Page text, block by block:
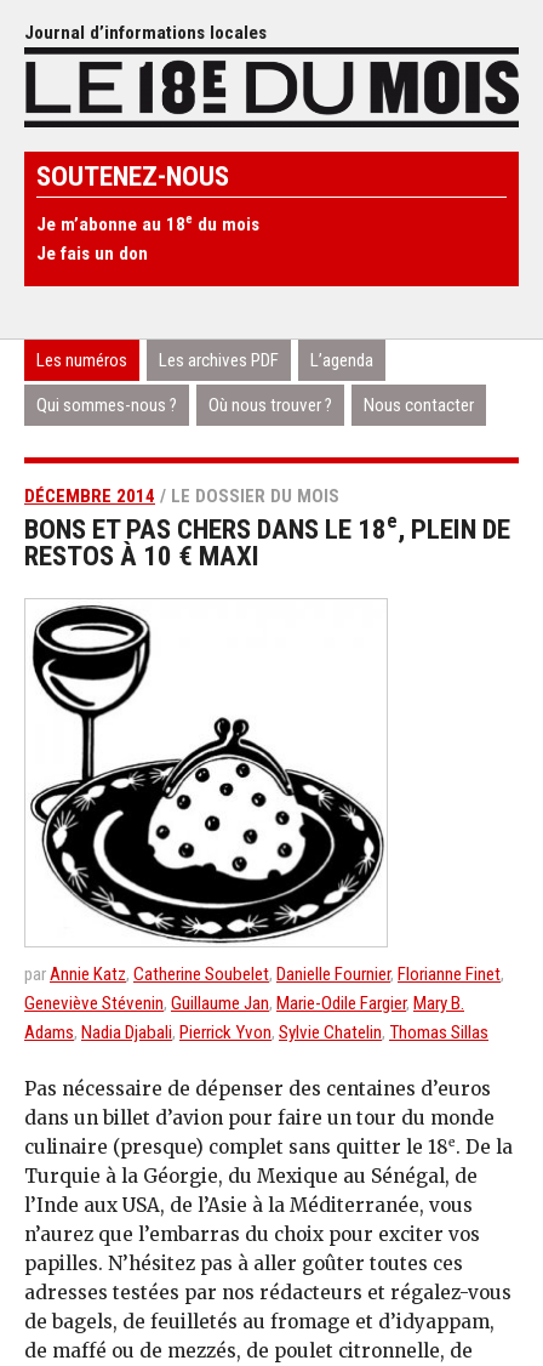
Journal d’informations locales
SOUTENEZ-NOUS
Je m’abonne au 18e du mois
Je fais un don
Les numéros Les archives PDF L’agenda
Qui sommes-nous ? Où nous trouver ? Nous contacter
DÉCEMBRE 2014 / LE DOSSIER DU MOIS
BONS ET PAS CHERS DANS LE 18e, PLEIN DE
RESTOS À 10 € MAXI
parAnnie Katz, Catherine Soubelet, Danielle Fournier, Florianne Finet,
Geneviève Stévenin, Guillaume Jan, Marie-Odile Fargier, Mary B.
Adams, Nadia Djabali, Pierrick Yvon, Sylvie Chatelin, Thomas Sillas
Pas nécessaire de dépenser des centaines d’euros
dans un billet d’avion pour faire un tour du monde
culinaire (presque) complet sans quitter le 18e. De la
Turquie à la Géorgie, du Mexique au Sénégal, de
l’Inde aux USA, de l’Asie à la Méditerranée, vous
n’aurez que l’embarras du choix pour exciter vos
papilles. N’hésitez pas à aller goûter toutes ces
adresses testées par nos rédacteurs et régalez-vous
de bagels, de feuilletés au fromage et d’idyappam,
de maffé ou de mezzés, de poulet citronnelle, de